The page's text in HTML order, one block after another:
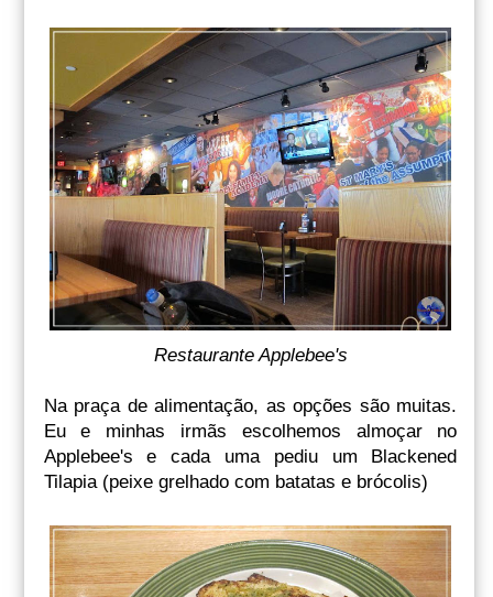
Restaurante Applebee's
Na praça de alimentação, as opções são muitas.
Eu e minhas irmãs escolhemos almoçar no
Applebee's e cada uma pediu um Blackened
Tilapia (peixe grelhado com batatas e brócolis)